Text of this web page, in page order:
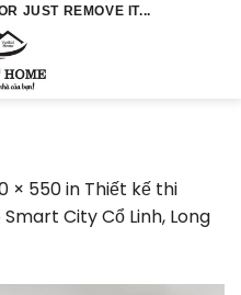
JUST REMOVE IT...
× 550in Thiết kế thi
City Cổ Linh, Long